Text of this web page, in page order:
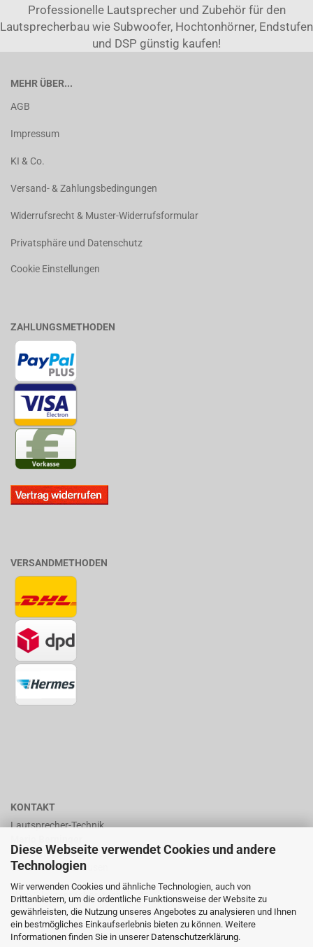
Diese Webseite verwendet Cookies und andere
Technologien
Wir verwenden Cookies und ähnliche Technologien, auch von
Drittanbietern, um die ordentliche Funktionsweise der Website zu
gewährleisten, die Nutzung unseres Angebotes zu analysieren und Ihnen
ein bestmögliches Einkaufserlebnis bieten zu können. Weitere
Informationen finden Sie in unserer Datenschutzerklärung.
Professionelle Lautsprecher und Zubehör für den
Lautsprecherbau wie Subwoofer, Hochtonhörner, Endstufen
und DSP günstig kaufen!
MEHR ÜBER...
AGB
Impressum
KI & Co.
Versand- & Zahlungsbedingungen
Widerrufsrecht & Muster-Widerrufsformular
Privatsphäre und Datenschutz
Cookie Einstellungen
ZAHLUNGSMETHODEN
VERSANDMETHODEN
KONTAKT
Lautsprecher-Technik
Frankenhäuserstr. 65
99706 Sondershausen
shop@lautsprecher-technik.de
Tel.: +49 (0) 36 32 / 757 876
Fax: +49 (0) 36 32 / 757 875